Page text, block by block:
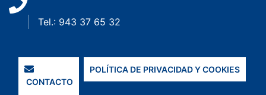
Tel.: 943 37 65 32
CONTACTO
POLÍTICA DE PRIVACIDAD Y COOKIES